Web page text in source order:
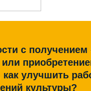
с получением
как улучшить
культуры?